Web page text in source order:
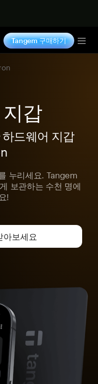
Tangem 구매하기
갑
드웨어 지갑
누리세요. Tangem
보관하는 수천 명에
!
아보세요